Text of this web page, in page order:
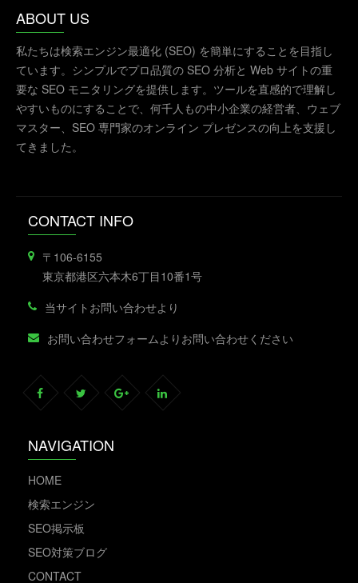
ABOUT US
私たちは検索エンジン最適化 (SEO) を簡単にすることを目指し
ています。シンプルでプロ品質の SEO 分析と Web サイトの重
要な SEO モニタリングを提供します。ツールを直感的で理解し
やすいものにすることで、何千人もの中小企業の経営者、ウェブ
マスター、SEO 専門家のオンライン プレゼンスの向上を支援し
てきました。
CONTACT INFO
〒106-6155
東京都港区六本木6丁目10番1号
当サイトお問い合わせより
お問い合わせフォームよりお問い合わせください
NAVIGATION
HOME
検索エンジン
SEO掲示板
SEO対策ブログ
CONTACT